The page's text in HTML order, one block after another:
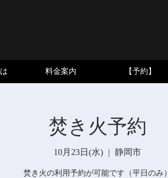
料金案内 【予約】
焚き火予約
10月23日(水)
  |
静岡市
焚き火の利用予約が可能です（平日のみ）